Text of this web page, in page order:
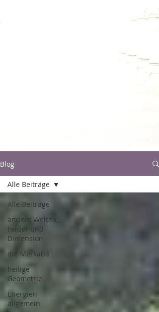
Blog
Alle Beiträge
andere Welten,
Felder und
Dimension
die Merkaba
heilige
Geometrie
Energien
allgemein
Alle Beiträge